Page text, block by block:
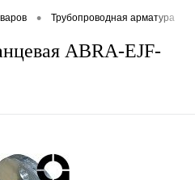
• Трубопроводная арматура
ABRA-EJF-